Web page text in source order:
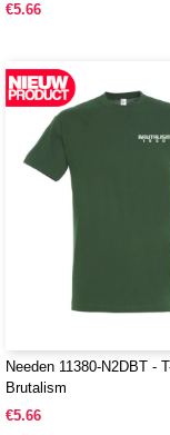
€5.66
Needen 11380-N2DBT -
Brutalism
€5.66